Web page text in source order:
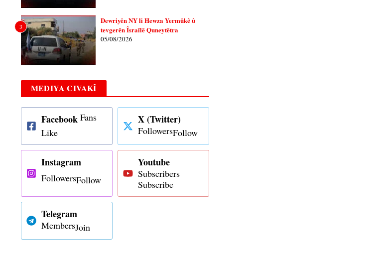
3
Dewriyên NY li Hewza Yermûkê û
tevgerên Îsraîlê Quneytêtra
05/08/2026
MEDIYA CIVAKÎ
Facebook Fans
Like
X (Twitter)
FollowersFollow
Instagram
FollowersFollow
Youtube
Subscribers
Subscribe
Telegram
MembersJoin